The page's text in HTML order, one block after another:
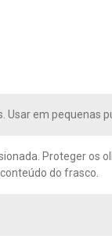
em pequenas
Proteger os
do frasco.